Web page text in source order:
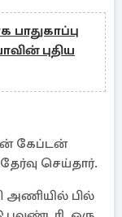
புதிய
கேப்டன்
செய்தார்.
அணியில் பில்